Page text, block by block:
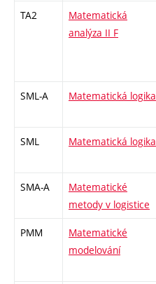
TA2
Matematická
analýza II F
SML-A Matematická logika
SML Matematická logika
SMA-A
Matematické
metody v logistice
PMM
Matematické
modelování